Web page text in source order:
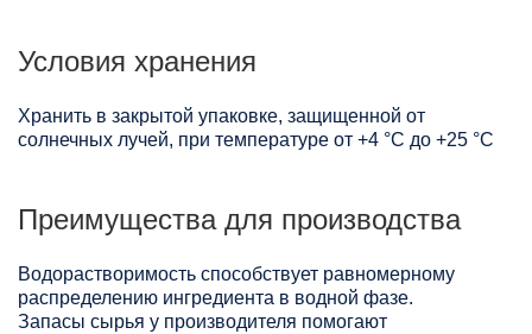
Условия хранения
Хранить в закрытой упаковке, защищенной от
солнечных лучей, при температуре от +4 °C до +25 °C
Преимущества для производства
Водорастворимость способствует равномерному
распределению ингредиента в водной фазе.
Запасы сырья у производителя помогают